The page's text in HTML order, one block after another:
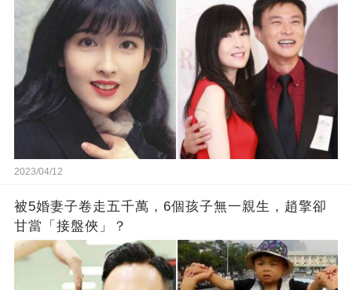
2023/04/12
被5婚妻子卷走五千萬，6個孩子無一親生，趙擎卻
甘當「接盤俠」？